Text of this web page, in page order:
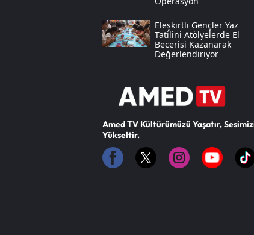
Eleşkirtli Gençler Yaz
Tatilini Atölyelerde El
Becerisi Kazanarak
Değerlendiriyor
Amed TV Kültürümüzü Yaşatır,
Yükseltir.